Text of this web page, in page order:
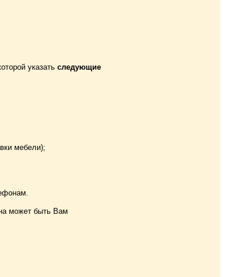
указатьследующие
мебели);
может быть Вам